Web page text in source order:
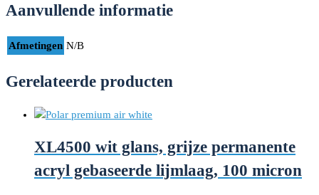
Aanvullende informatie
Afmetingen N/B
Gerelateerde producten
XL4500 wit glans, grijze permanente
acryl gebaseerde lijmlaag, 100 micron